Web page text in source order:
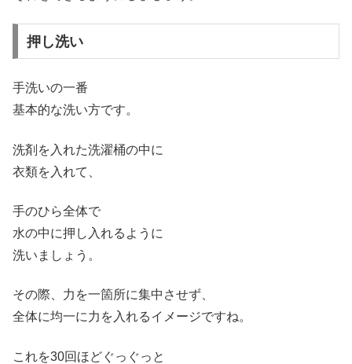
押し洗い
手洗いの一番
基本的な洗い方です。
洗剤を入れた洗濯桶の中に
衣類を入れて、
手のひら全体で
水の中に押し入れるように
洗いましょう。
その際、力を一箇所に集中させず、
全体に均一に力を入れるイメージですね。
これを30回ほどぐっぐっと